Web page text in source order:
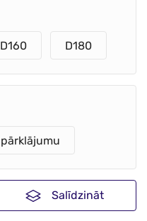
D160 D180
pārklājumu
Salīdzināt